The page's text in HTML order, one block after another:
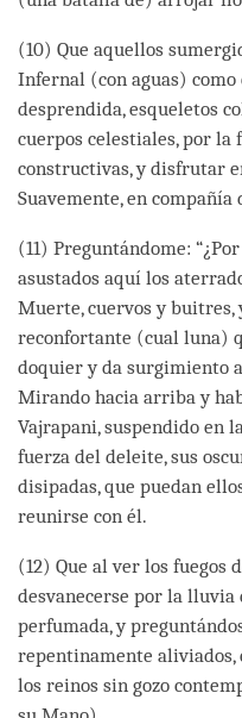
(10) Que aquellos
Infernal (con aguas) como
desprendida, esqueletos
cuerpos celestiales, por la
constructivas, y disfrutar
Suavemente, en
(11) Preguntándome:
asustados aquí los
Muerte, cuervos y buitres,
reconfortante (cual luna)
doquier y da surgimiento
Mirando hacia arriba y
Vajrapani, suspendido en
fuerza del deleite, sus
disipadas, que puedan
reunirse con él.
(12) Que al ver los fuegos
desvanecerse por la lluvia
perfumada, y
repentinamente aliviados,
los reinos sin gozo